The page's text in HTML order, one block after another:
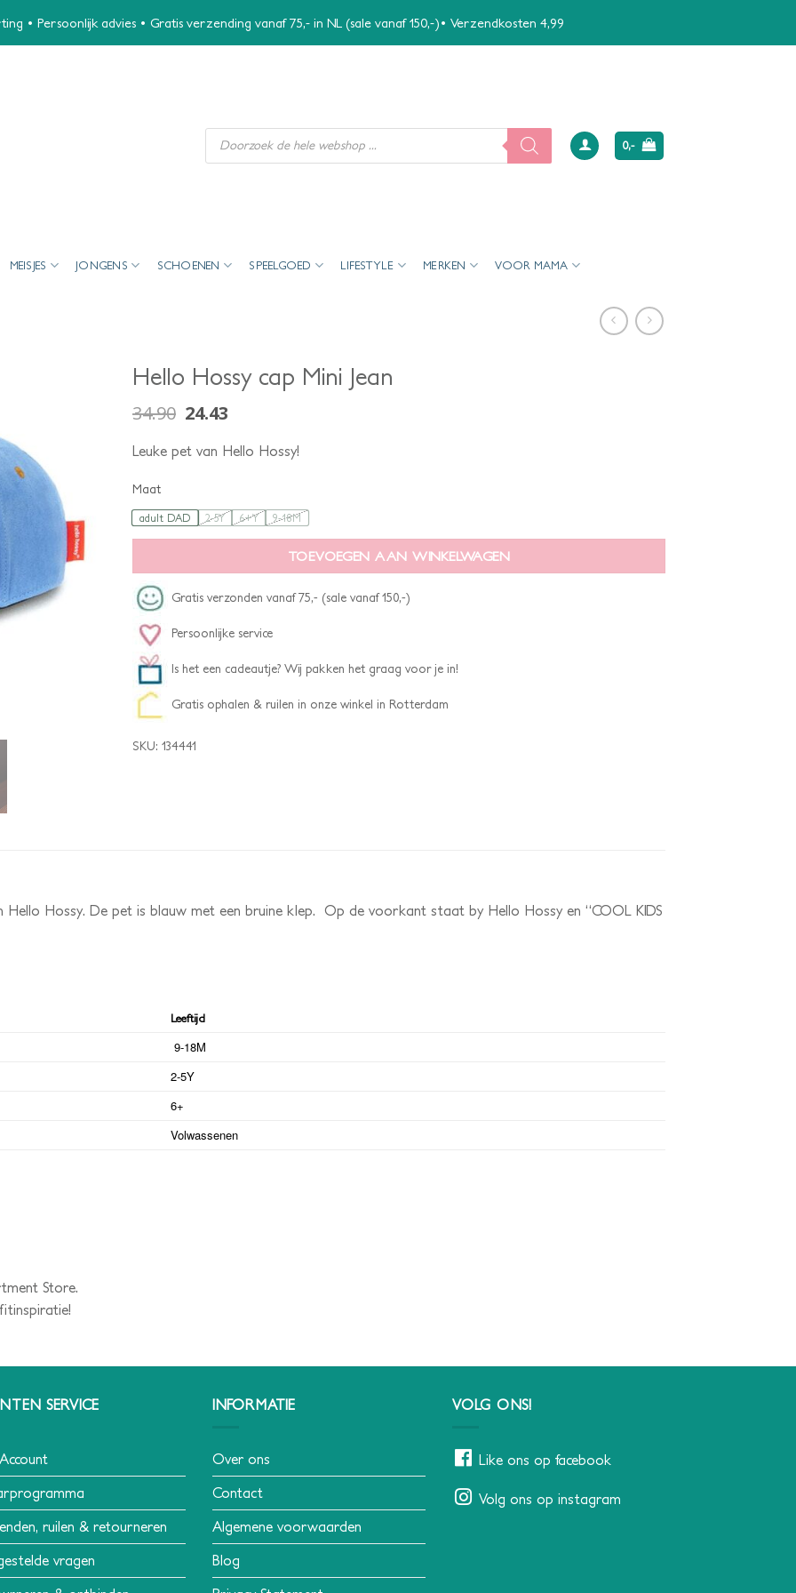
• Persoonlijk advies • Gratis verzending vanaf 75,- in NL (sale vanaf 150,-)• Verzendkosten 4,99
Producten
zoeken
0,-
MEISJES JONGENS SCHOENEN SPEELGOED LIFESTYLE MERKEN VOOR MAMA
Hello Hossy cap Mini Jean
34.90 24.43
Leuke pet van Hello Hossy!
Maat
adult DAD 2-5Y 6+Y 9-18M
TOEVOEGEN AAN WINKELWAGEN
Gratis verzonden vanaf 75,- (sale vanaf 150,-)
Persoonlijke service
Is het een cadeautje? Wij pakken het graag voor je in!
Gratis ophalen & ruilen in onze winkel in Rotterdam
SKU: 134441
Hello Hossy. De pet is blauw met een bruine klep. Op de voorkant staat by Hello Hossy en “COOL KIDS
Leeftijd
9-18M
2-5Y
6+
Volwassenen
Store.
SERVICE
ruilen & retourneren
vragen
INFORMATIE
Over ons
Contact
Algemene voorwaarden
Blog
VOLG ONS!
Like ons op facebook
Volg ons op instagram